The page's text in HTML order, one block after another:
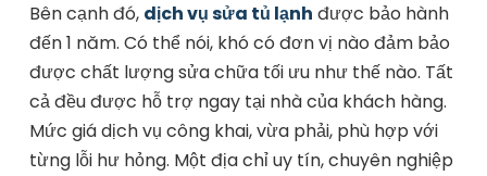
Bên cạnh đó, dịch vụ sửa tủ lạnh được bảo hành
đến 1 năm. Có thể nói, khó có đơn vị nào đảm bảo
được chất lượng sửa chữa tối ưu như thế nào. Tất
cả đều được hỗ trợ ngay tại nhà của khách hàng.
Mức giá dịch vụ công khai, vừa phải, phù hợp với
từng lỗi hư hỏng. Một địa chỉ uy tín, chuyên nghiệp